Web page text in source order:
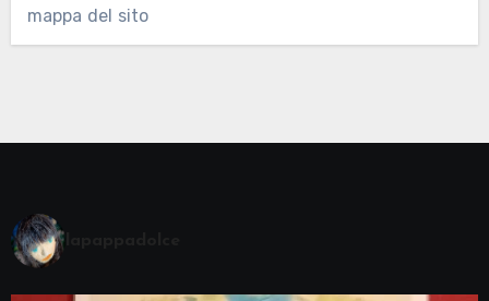
mappa del sito